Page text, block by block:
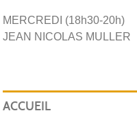
MERCREDI (18h30-20h)
JEAN NICOLAS MULLER
ACCUEIL